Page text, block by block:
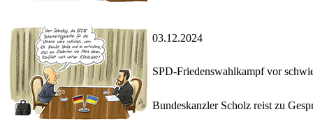
03.12.2024
SPD-Friedenswahlkampf vor
Bundeskanzler Scholz reist zu